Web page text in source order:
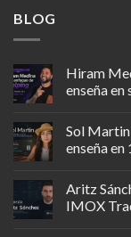
BLOG
Hiram
enseña
Sol Martin
enseña
Aritz
IMOX